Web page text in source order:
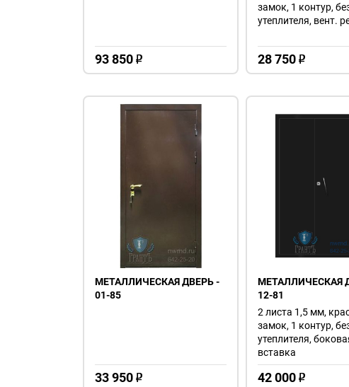
93 850 o 28 750 o
замок, 1 контур,
утеплителя, вент.
МЕТАЛЛИЧЕСКАЯ ДВЕРЬ -
01-85
33 950 o
МЕТАЛЛИЧЕСКАЯ
12-81
42 000 o
2 листа 1,5 мм,
замок, 1 контур,
утеплителя,
вставка